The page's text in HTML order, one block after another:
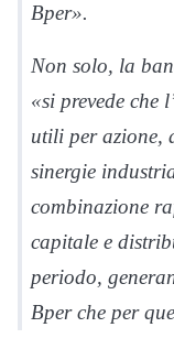
Bper».
Non solo, la
«si prevede che
utili per azione,
sinergie
combinazione
capitale e
periodo,
Bper che per